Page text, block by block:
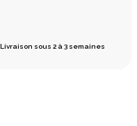
sous 2 à 3 semaines